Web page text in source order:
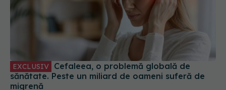
EXCLUSIV
sănătate. Peste un miliard de oameni suferă de